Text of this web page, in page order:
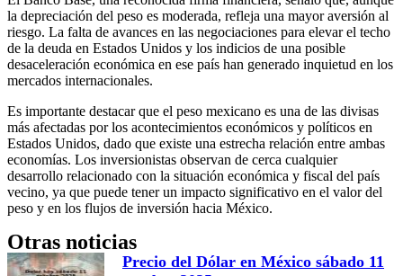
la depreciación del peso es moderada, refleja una mayor aversión al
riesgo. La falta de avances en las negociaciones para elevar el techo
de la deuda en Estados Unidos y los indicios de una posible
desaceleración económica en ese país han generado inquietud en los
mercados internacionales.
Es importante destacar que el peso mexicano es una de las divisas
más afectadas por los acontecimientos económicos y políticos en
Estados Unidos, dado que existe una estrecha relación entre ambas
economías. Los inversionistas observan de cerca cualquier
desarrollo relacionado con la situación económica y fiscal del país
vecino, ya que puede tener un impacto significativo en el valor del
peso y en los flujos de inversión hacia México.
Otras noticias
Precio del Dólar en México sábado 11